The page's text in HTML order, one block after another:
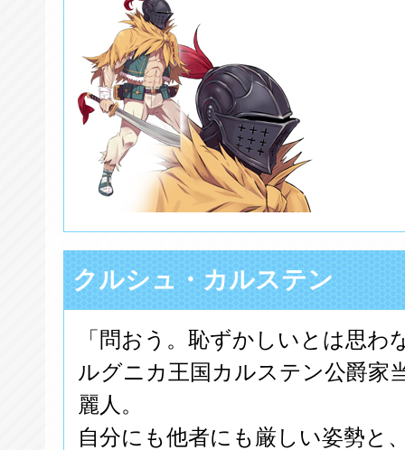
クルシュ・カルステン
「問おう。恥ずかしいとは思わ
ルグニカ王国カルステン公爵家
麗人。
自分にも他者にも厳しい姿勢と